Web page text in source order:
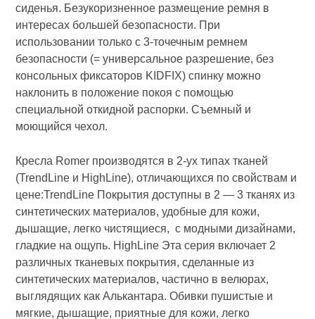
сиденья. Безукоризненное размещение ремня в
интересах большей безопасности. При
использовании только с 3-точечным ремнем
безопасности (= универсальное разрешение, без
консольных фиксаторов KIDFIX) спинку можно
наклонить в положение покоя с помощью
специальной откидной распорки. Съемный и
моющийся чехол.
Кресла Romer производятся в 2-ух типах тканей
(TrendLine и HighLine), отличающихся по свойствам и
цене:TrendLine Покрытия доступны в 2 — 3 тканях из
синтетических материалов, удобные для кожи,
дышащие, легко чистящиеся, с модными дизайнами,
гладкие на ощупь. HighLine Эта серия включает 2
различных тканевых покрытия, сделанные из
синтетических материалов, частично в велюрах,
выглядящих как Алькантара. Обивки пушистые и
мягкие, дышащие, приятные для кожи, легко